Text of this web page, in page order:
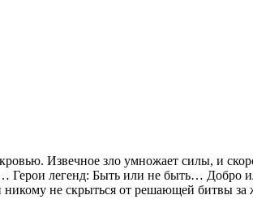
Извечное зло умножает силы, и
легенд: Быть или не быть… Добро
не скрыться от решающей битвы за